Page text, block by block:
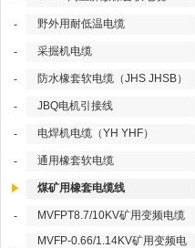
- 野外用耐低温电缆
- 采掘机电缆
- 防水橡套软电缆（JHS JHSB）
- JBQ电机引接线
- 电焊机电缆（YH YHF）
- 通用橡套软电缆
煤矿用橡套电缆线
- MVFPT8.7/10KV矿用变频电缆
MVFP-0.66/1.14KV矿用变频电